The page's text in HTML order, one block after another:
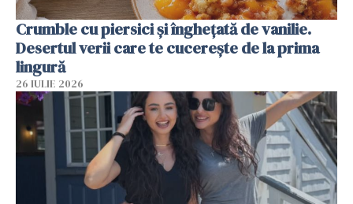
Crumble cu piersici și înghețată de vanilie.
Desertul verii care te cucerește de la prima
lingură
26 IULIE 2026